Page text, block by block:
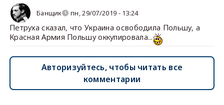
Банщик пн, 29/07/2019 - 13:24
Петруха сказал, что Украина освободила Польшу, а
Красная Армия Польшу оккупировала...
Авторизуйтесь, чтобы читать все
комментарии